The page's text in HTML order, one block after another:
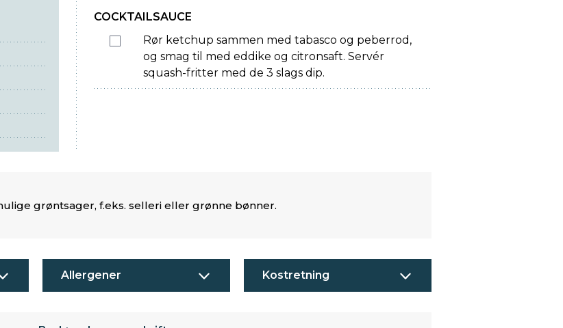
COCKTAILSAUCE
Rør ketchup sammen med tabasco og peberrod,
og smag til med eddike og citronsaft. Servér
squash-fritter med de 3 slags dip.
grøntsager, f.eks. selleri eller grønne bønner.
Allergener Kostretning